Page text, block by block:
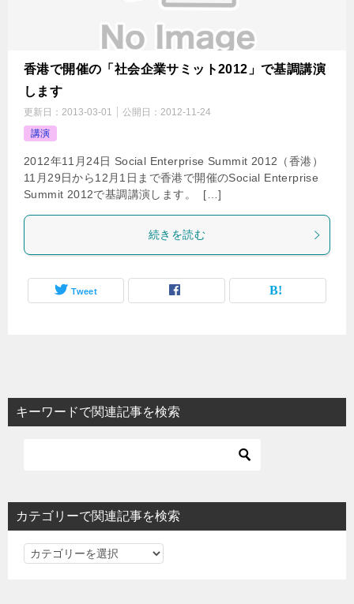
香港で開催の「社会企業サミット2012」で基調講演
します
更新日： 2013-03-01 公開日： 2012-11-24
講演
2012年11月24日 Social Enterprise Summit 2012（香港）
11月29日から12月1日まで香港で開催のSocial Enterprise
Summit 2012で基調講演します。  […]
続きを読む
Tweet
キーワードで関連記事を検索
カテゴリーで関連記事を検索
カ